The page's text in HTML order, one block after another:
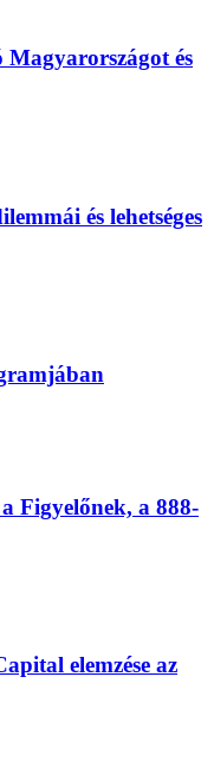
és
és lehetséges
Figyelőnek, a 888-
elemzése az